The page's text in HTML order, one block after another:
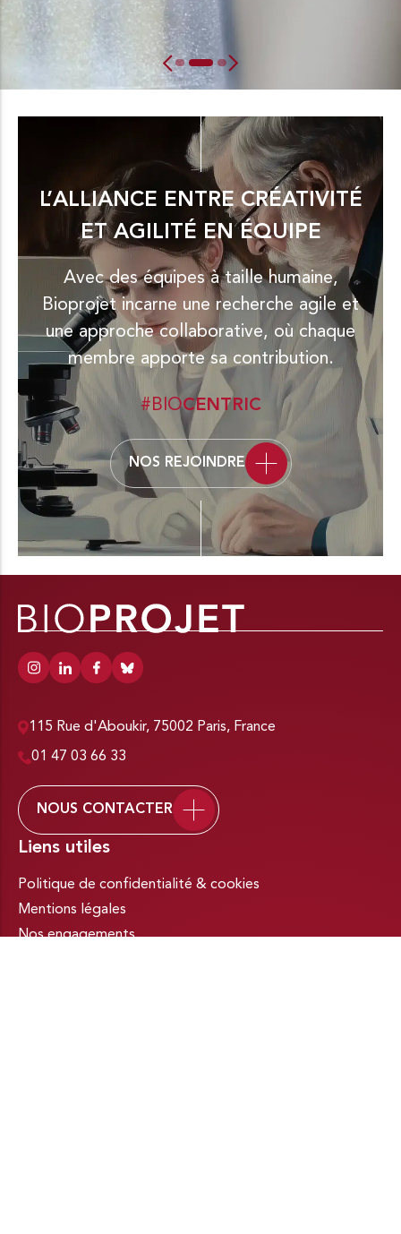
L’ALLIANCE ENTRE CRÉATIVITÉ
ET AGILITÉ EN ÉQUIPE
Avec des équipes à taille humaine,
Bioprojet incarne une recherche agile et
une approche collaborative, où chaque
membre apporte sa contribution.
#BIOCENTRIC
NOS REJOINDRE
115 Rue d'Aboukir, 75002 Paris, France
01 47 03 66 33
NOUS CONTACTER
Liens utiles
Politique de confidentialité & cookies
Mentions légales
Nos engagements